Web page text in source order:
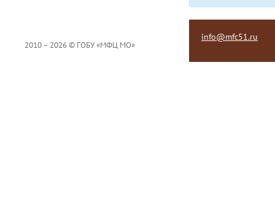
2010 – 2026 © ГОБУ «МФЦ МО»
info@mfc51.ru